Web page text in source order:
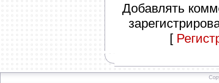
Добавлять
[